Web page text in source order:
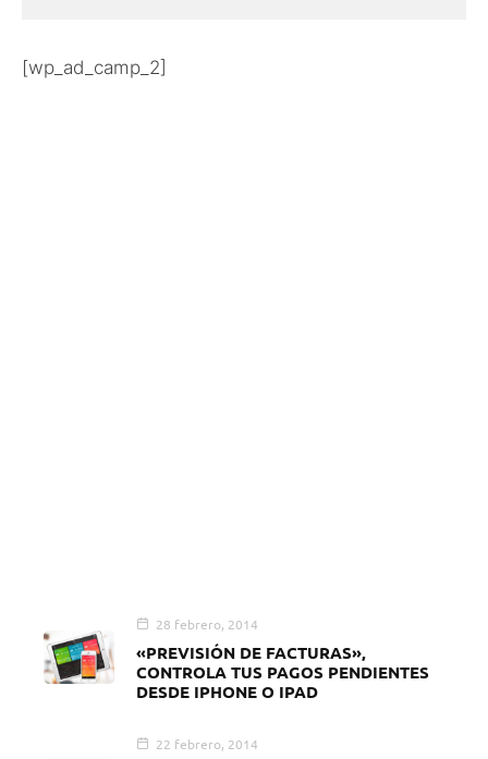
[wp_ad_camp_2]
28 febrero, 2014
«PREVISIÓN DE FACTURAS»,
CONTROLA TUS PAGOS PENDIENTES
DESDE IPHONE O IPAD
22 febrero, 2014